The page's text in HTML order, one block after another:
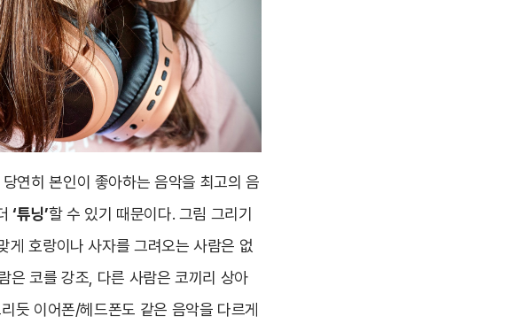
연히 본인이 좋아하는 음악을 최고의 음
‘튜닝’할 수 있기 때문이다. 그림 그리기
게 호랑이나 사자를 그려오는 사람은 없
은 코를 강조, 다른 사람은 코끼리 상아
듯 이어폰/헤드폰도 같은 음악을 다르게